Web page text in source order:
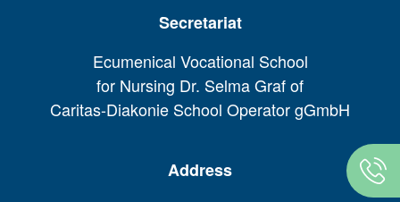
Secretariat
Ecumenical Vocational School
for Nursing Dr. Selma Graf of
Caritas-Diakonie School Operator gGmbH
Address